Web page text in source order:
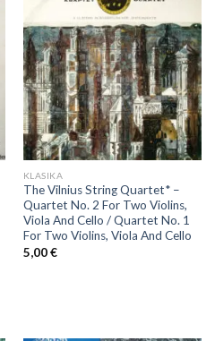
KLASIKA
The Vilnius String Quartet* ‎–
Quartet No. 2 For Two Violins,
Viola And Cello / Quartet No. 1
For Two Violins, Viola And Cello
5,00€